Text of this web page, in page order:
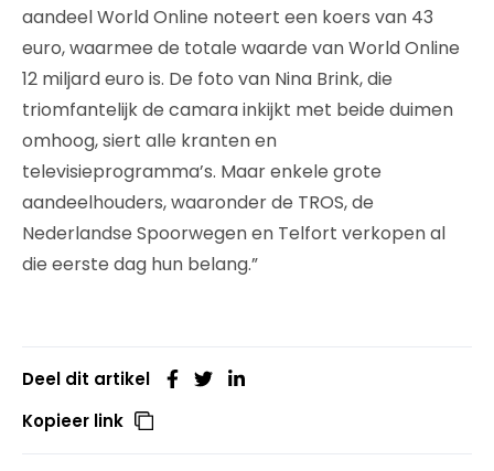
aandeel World Online noteert een koers van 43
euro, waarmee de totale waarde van World Online
12 miljard euro is. De foto van Nina Brink, die
triomfantelijk de camara inkijkt met beide duimen
omhoog, siert alle kranten en
televisieprogramma’s. Maar enkele grote
aandeelhouders, waaronder de TROS, de
Nederlandse Spoorwegen en Telfort verkopen al
die eerste dag hun belang.”
Deel dit artikel
Kopieer link